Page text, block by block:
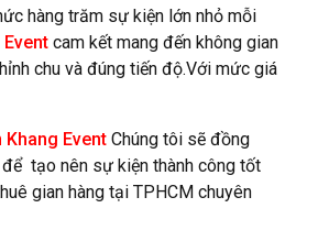
hàng trăm sự kiện lớn nhỏ mỗi
cam kết mang đến không gian
chu và đúng tiến độ.Với mức giá
Khang Event Chúng tôi sẽ đồng
để tạo nên sự kiện thành công tốt
gian hàng tại TPHCM chuyên